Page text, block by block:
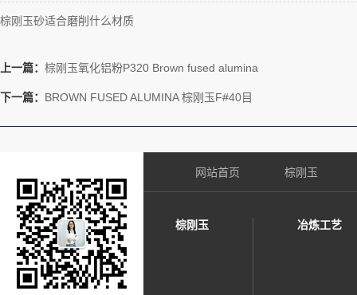
棕刚玉砂适合磨削什么材质
上一篇： 棕刚玉氧化铝粉P320 Brown fused alumina
下一篇： BROWN FUSED ALUMINA 棕刚玉F#40目
网站首页 棕刚玉
棕刚玉 冶炼工艺